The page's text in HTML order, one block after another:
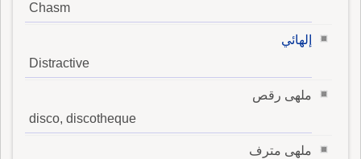
Chasm
إلهائي
Distractive
ملهى رقص
disco, discotheque
ملهى مترف